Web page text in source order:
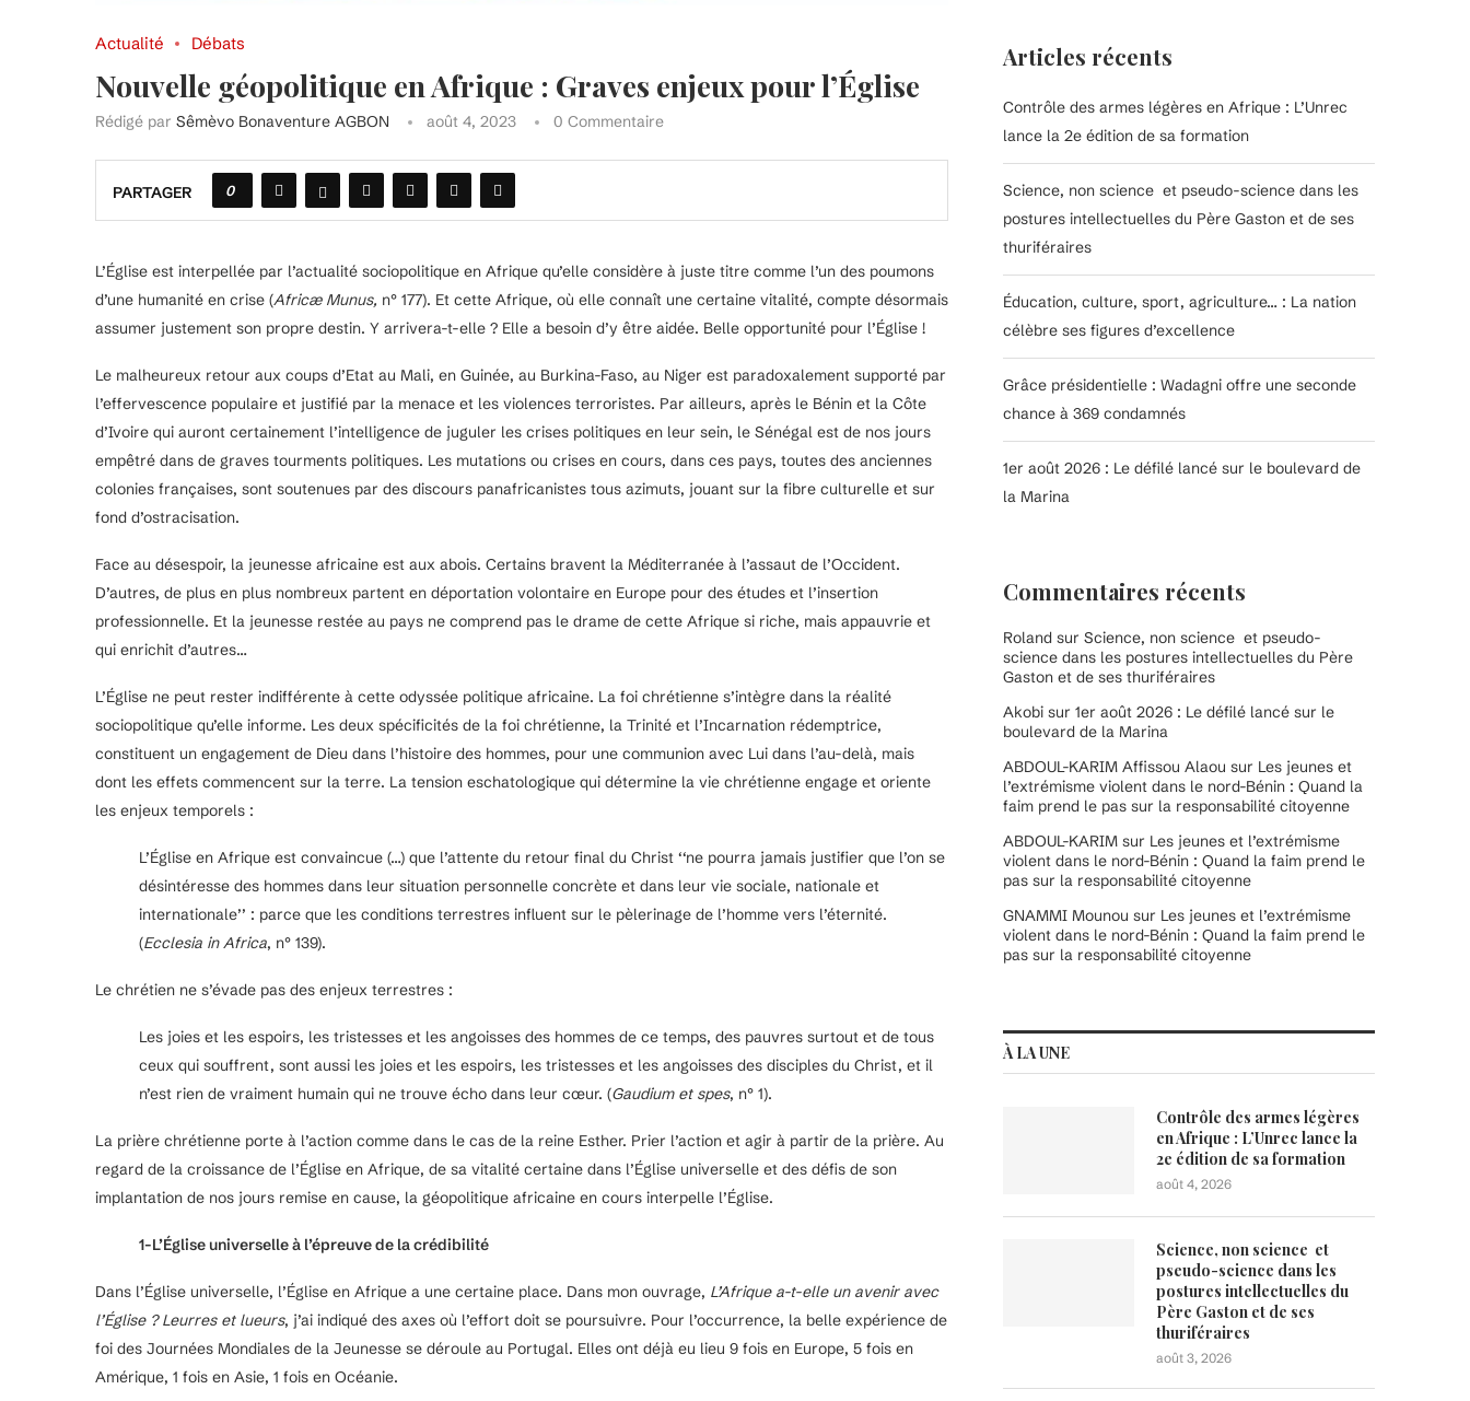
Actualité Débats
Nouvelle géopolitique en Afrique : Graves enjeux pour l’Église
Rédigé par Sêmèvo Bonaventure AGBON août 4, 2023 0 Commentaire
PARTAGER 0
L’Église est interpellée par l’actualité sociopolitique en Afrique qu’elle considère à juste titre comme l’un des poumons
d’une humanité en crise (Africæ Munus, n° 177). Et cette Afrique, où elle connaît une certaine vitalité, compte désormais
assumer justement son propre destin. Y arrivera-t-elle ? Elle a besoin d’y être aidée. Belle opportunité pour l’Église !
Le malheureux retour aux coups d’Etat au Mali, en Guinée, au Burkina-Faso, au Niger est paradoxalement supporté par
l’effervescence populaire et justifié par la menace et les violences terroristes. Par ailleurs, après le Bénin et la Côte
d’Ivoire qui auront certainement l’intelligence de juguler les crises politiques en leur sein, le Sénégal est de nos jours
empêtré dans de graves tourments politiques. Les mutations ou crises en cours, dans ces pays, toutes des anciennes
colonies françaises, sont soutenues par des discours panafricanistes tous azimuts, jouant sur la fibre culturelle et sur
fond d’ostracisation.
Face au désespoir, la jeunesse africaine est aux abois. Certains bravent la Méditerranée à l’assaut de l’Occident.
D’autres, de plus en plus nombreux partent en déportation volontaire en Europe pour des études et l’insertion
professionnelle. Et la jeunesse restée au pays ne comprend pas le drame de cette Afrique si riche, mais appauvrie et
qui enrichit d’autres…
L’Église ne peut rester indifférente à cette odyssée politique africaine. La foi chrétienne s’intègre dans la réalité
sociopolitique qu’elle informe. Les deux spécificités de la foi chrétienne, la Trinité et l’Incarnation rédemptrice,
constituent un engagement de Dieu dans l’histoire des hommes, pour une communion avec Lui dans l’au-delà, mais
dont les effets commencent sur la terre. La tension eschatologique qui détermine la vie chrétienne engage et oriente
les enjeux temporels :
L’Église en Afrique est convaincue (…) que l’attente du retour final du Christ ‘‘ne pourra jamais justifier que l’on se
désintéresse des hommes dans leur situation personnelle concrète et dans leur vie sociale, nationale et
internationale’’ : parce que les conditions terrestres influent sur le pèlerinage de l’homme vers l’éternité.
(Ecclesia in Africa, n° 139).
Le chrétien ne s’évade pas des enjeux terrestres :
Les joies et les espoirs, les tristesses et les angoisses des hommes de ce temps, des pauvres surtout et de tous
ceux qui souffrent, sont aussi les joies et les espoirs, les tristesses et les angoisses des disciples du Christ, et il
n’est rien de vraiment humain qui ne trouve écho dans leur cœur. (Gaudium et spes, n° 1).
La prière chrétienne porte à l’action comme dans le cas de la reine Esther. Prier l’action et agir à partir de la prière. Au
regard de la croissance de l’Église en Afrique, de sa vitalité certaine dans l’Église universelle et des défis de son
implantation de nos jours remise en cause, la géopolitique africaine en cours interpelle l’Église.
1-L’Église universelle à l’épreuve de la crédibilité
Dans l’Église universelle, l’Église en Afrique a une certaine place. Dans mon ouvrage, L’Afrique a-t-elle un avenir avec
l’Église ? Leurres et lueurs, j’ai indiqué des axes où l’effort doit se poursuivre. Pour l’occurrence, la belle expérience de
foi des Journées Mondiales de la Jeunesse se déroule au Portugal. Elles ont déjà eu lieu 9 fois en Europe, 5 fois en
Amérique, 1 fois en Asie, 1 fois en Océanie.
Articles récents
Contrôle des armes légères en Afrique : L’Unrec
lance la 2e édition de sa formation
Science, non science et pseudo-science dans les
postures intellectuelles du Père Gaston et de ses
thuriféraires
Éducation, culture, sport, agriculture… : La nation
célèbre ses figures d’excellence
Grâce présidentielle : Wadagni offre une seconde
chance à 369 condamnés
1er août 2026 : Le défilé lancé sur le boulevard de
la Marina
Commentaires récents
Roland sur Science, non science et pseudo-
science dans les postures intellectuelles du Père
Gaston et de ses thuriféraires
Akobi sur 1er août 2026 : Le défilé lancé sur le
boulevard de la Marina
ABDOUL-KARIM Affissou Alaou sur Les jeunes et
l’extrémisme violent dans le nord-Bénin : Quand la
faim prend le pas sur la responsabilité citoyenne
ABDOUL-KARIM sur Les jeunes et l’extrémisme
violent dans le nord-Bénin : Quand la faim prend le
pas sur la responsabilité citoyenne
GNAMMI Mounou sur Les jeunes et l’extrémisme
violent dans le nord-Bénin : Quand la faim prend le
pas sur la responsabilité citoyenne
À LA UNE
Contrôle des armes légères
en Afrique : L’Unrec lance la
2e édition de sa formation
août 4, 2026
Science, non science et
pseudo-science dans les
postures intellectuelles du
Père Gaston et de ses
thuriféraires
août 3, 2026